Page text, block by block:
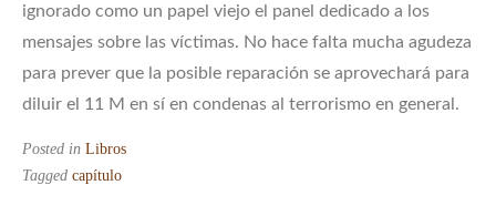
ignorado como un papel viejo el panel dedicado a los
mensajes sobre las víctimas. No hace falta mucha agudeza
para prever que la posible reparación se aprovechará para
diluir el 11 M en sí en condenas al terrorismo en general.
Posted in Libros
Tagged capítulo